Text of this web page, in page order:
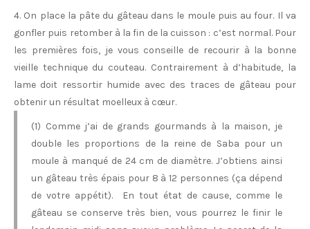
4. On place la pâte du gâteau dans le moule puis au four. Il va
gonfler puis retomber à la fin de la cuisson : c’est normal. Pour
les premières fois, je vous conseille de recourir à la bonne
vieille technique du couteau. Contrairement à d’habitude, la
lame doit ressortir humide avec des traces de gâteau pour
obtenir un résultat moelleux à cœur.
(1) Comme j’ai de grands gourmands à la maison, je
double les proportions de la reine de Saba pour un
moule à manqué de 24 cm de diamètre. J’obtiens ainsi
un gâteau très épais pour 8 à 12 personnes (ça dépend
de votre appétit). En tout état de cause, comme le
gâteau se conserve très bien, vous pourrez le finir le